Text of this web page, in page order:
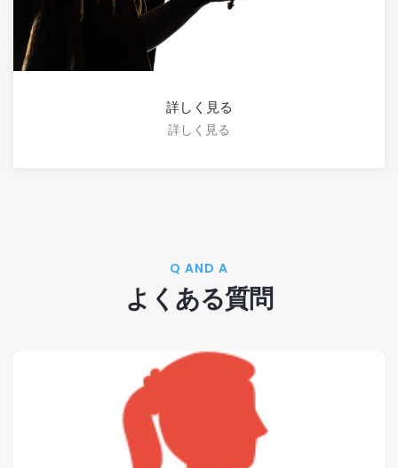
詳しく見る
詳しく見る
Q AND A
よくある質問
まずはご相談ください
どんなお悩みでもまずはご相談ください。